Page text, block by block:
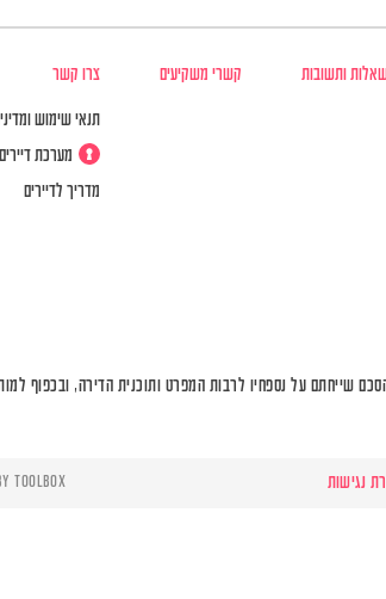
ותשובות קשרי משקיעים צרו קשר
תנאי שימוש
מערכת דיירים
מדריך לדיירים
שייחתם על נספחיו לרבות המפרט ותוכנית הדירה, ובכפוף
נגישות TOOLBOX